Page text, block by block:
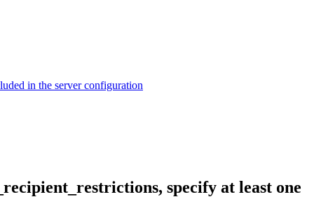
in the server configuration
specify at least one